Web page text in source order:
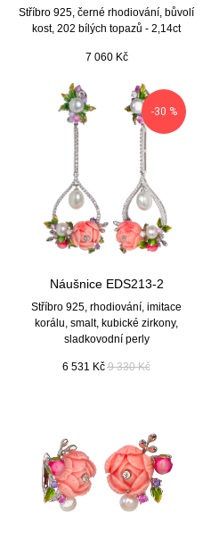
Stříbro 925, černé rhodiování, bůvolí
kost, 202 bílých topazů - 2,14ct
7 060 Kč
-30 %
Náušnice EDS213-2
Stříbro 925, rhodiování, imitace
korálu, smalt, kubické zirkony,
sladkovodní perly
6 531 Kč 9 330 Kč